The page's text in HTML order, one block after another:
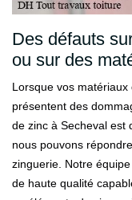
Des défauts
ou sur des
Lorsque vos
présentent des
de zinc à Secheval est
nous pouvons
zinguerie. Notre
de haute qualité